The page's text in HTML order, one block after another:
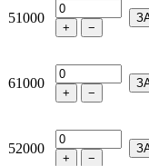
51000
+ −
61000
+ −
52000
+ −